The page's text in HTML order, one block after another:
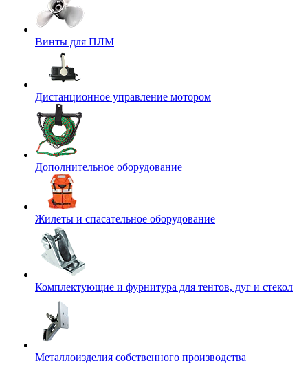
Винты для ПЛМ
Дистанционное управление мотором
Дополнительное оборудование
Жилеты и спасательное оборудование
Комплектующие и фурнитура для тентов, дуг и стекол
Металлоизделия собственного производства